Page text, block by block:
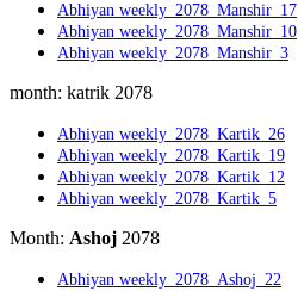
Abhiyan weekly_2078_Manshir_17
Abhiyan weekly_2078_Manshir_10
Abhiyan weekly_2078_Manshir_3
month: katrik 2078
Abhiyan weekly_2078_Kartik_26
Abhiyan weekly_2078_Kartik_19
Abhiyan weekly_2078_Kartik_12
Abhiyan weekly_2078_Kartik_5
Month: Ashoj 2078
Abhiyan weekly_2078_Ashoj_22